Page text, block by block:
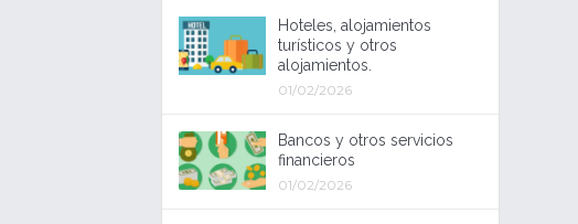
Hoteles, alojamientos
turísticos y otros
alojamientos.
01/02/2026
Bancos y otros servicios
financieros
01/02/2026